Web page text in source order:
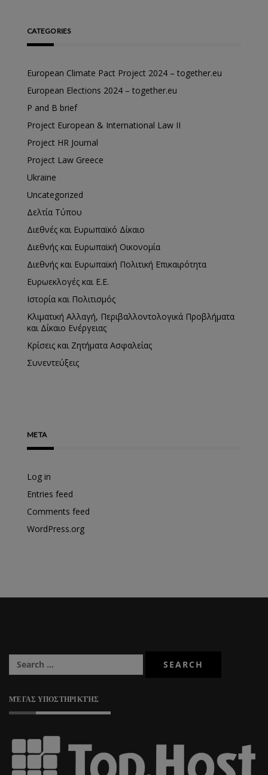
CATEGORIES
European Climate Pact Project 2024 – together.eu
European Elections 2024 – together.eu
P and B brief
Project European & International Law II
Project HR Journal
Project Law Greece
Ukraine
Uncategorized
Δελτία Τύπου
Διεθνές και Ευρωπαϊκό Δίκαιο
Διεθνής και Ευρωπαϊκή Οικονομία
Διεθνής και Ευρωπαϊκή Πολιτική Επικαιρότητα
Ευρωεκλογές και Ε.Ε.
Ιστορία και Πολιτισμός
Κλιματική Αλλαγή, Περιβαλλοντολογικά Προβλήματα
και Δίκαιο Ενέργειας
Κρίσεις και Ζητήματα Ασφαλείας
Συνεντεύξεις
META
Log in
Entries feed
Comments feed
WordPress.org
ΜΈΓΑΣ ΥΠΟΣΤΗΡΙΚΤΉΣ